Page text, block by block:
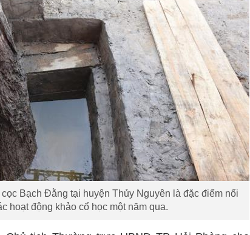
Bạch Đằng tại huyện Thủy Nguyên là đặc điểm nổi
hoạt động khảo cổ học một năm qua.
Chủ tịch Thường trực UBND TP Hải Phòng cho
Đằng tại huyện Thủy Nguyên là sự kiện đặc
gian gần đây.
vào cuộc của các cấp chính quyền và các nhà
tích vật chất của cuộc kháng chiến chống ngoại
cọc Cao Quỳ, bãi cọc Đầm Thượng.
của di tích, TP Hải Phòng triển khai Dự án Đầu
bảo tồn bãi cọc Cao Quỳ, sẽ được khánh thành